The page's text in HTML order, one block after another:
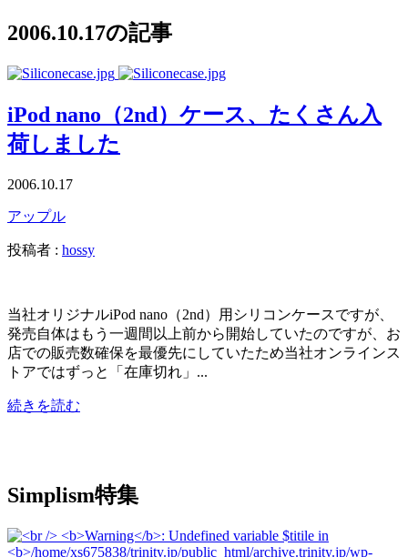
2006.10.17の記事
iPod nano（2nd）ケース、たくさん入
荷しました
2006.10.17
アップル
投稿者 : hossy
当社オリジナルiPod nano（2nd）用シリコンケースですが、
発売自体はもう一週間以上前から開始していたのですが、お
店での販売数確保を最優先にしていたため当社オンラインス
トアではずっと「在庫切れ」...
続きを読む
Simplism特集